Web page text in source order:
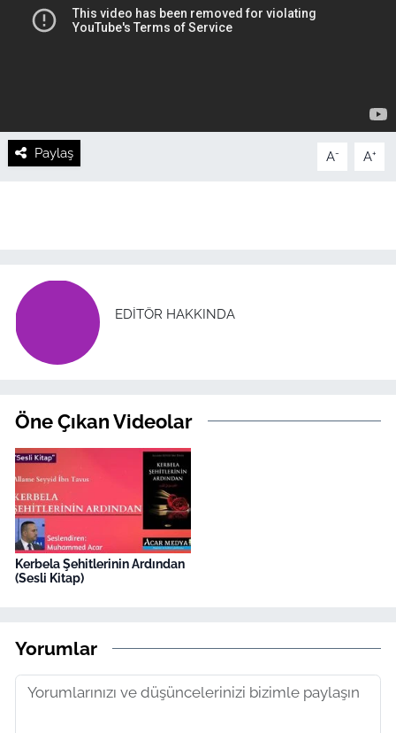
Paylaş A- A+
EDITÖR HAKKINDA
Öne Çıkan Videolar
Kerbela Şehitlerinin Ardından
(Sesli Kitap)
Yorumlar